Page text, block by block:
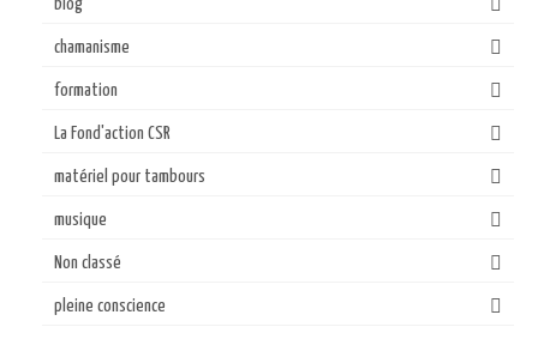
blog
chamanisme
formation
La Fond'action CSR
matériel pour tambours
musique
Non classé
pleine conscience